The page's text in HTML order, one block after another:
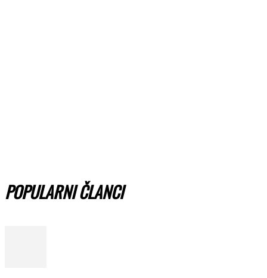
POPULARNI ČLANCI